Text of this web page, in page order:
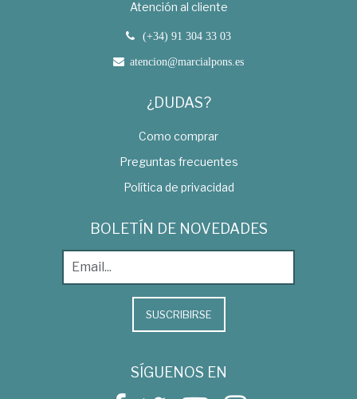
Atención al cliente
(+34) 91 304 33 03
atencion@marcialpons.es
¿DUDAS?
Como comprar
Preguntas frecuentes
Política de privacidad
BOLETÍN DE NOVEDADES
SUSCRIBIRSE
SÍGUENOS EN